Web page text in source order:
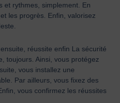
et rythmes, simplement. En
les progrès. Enfin, valorisez
réussite enfin La sécurité
toujours. Ainsi, vous protégez
vous installez une
Par ailleurs, vous fixez des
vous confirmez les réussites